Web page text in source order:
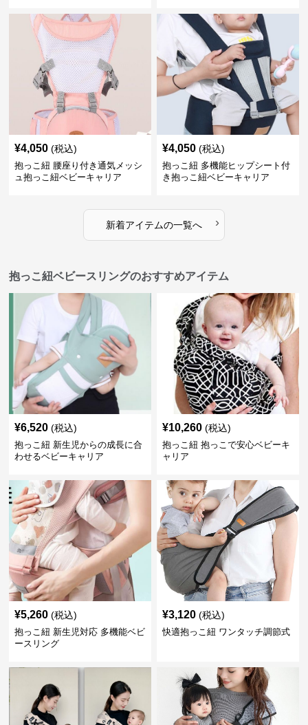
¥4,050 (税込)
抱っこ紐 腰座り付き通気メッシ
ュ抱っこ紐ベビーキャリア
¥4,050 (税込)
抱っこ紐 多機能ヒップシート付
き抱っこ紐ベビーキャリア
新着アイテムの一覧へ ›
抱っこ紐ベビースリングのおすすめアイテム
¥6,520 (税込)
抱っこ紐 新生児からの成長に合
わせるベビーキャリア
¥10,260 (税込)
抱っこ紐 抱っこで安心ベビーキ
ャリア
¥5,260 (税込)
抱っこ紐 新生児対応 多機能ベビ
ースリング
¥3,120 (税込)
快適抱っこ紐 ワンタッチ調節式